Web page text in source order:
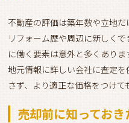
不動産の評価は築年数や立地だ
リフォーム歴や周辺に新しく
に働く要素は意外と多くありま
地元情報に詳しい会社に査定
さず、より適正な価格をつけて
売却前に知ってお